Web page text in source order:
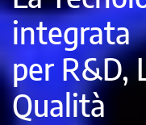
integrata
per R&D,
Qualità